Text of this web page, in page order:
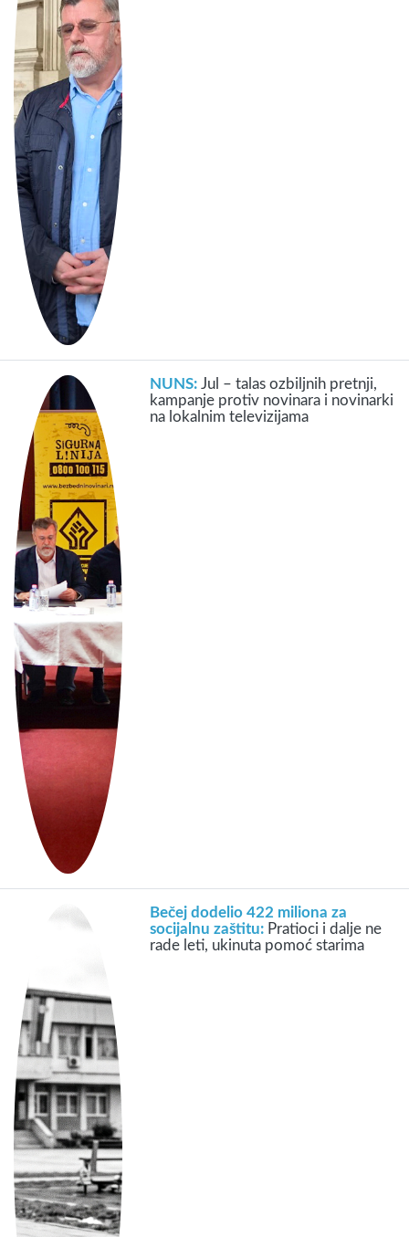
NUNS:Jul – talas ozbiljnih pretnji,
kampanje protiv novinara i novinarki
na lokalnim televizijama
Bečej dodelio 422 miliona za
socijalnu zaštitu: Pratioci i dalje ne
rade leti, ukinuta pomoć starima